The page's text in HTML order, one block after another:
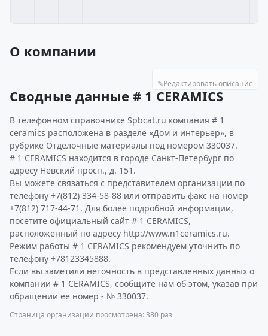
О компании
✎Редактировать описание
Сводные данные # 1 CERAMICS
В телефонном справочнике Spbcat.ru компания # 1
ceramics расположена в разделе «Дом и интерьер», в
рубрике Отделочные материалы под номером 330037.
# 1 CERAMICS находится в городе Санкт-Петербург по
адресу Невский просп., д. 151.
Вы можете связаться с представителем организации по
телефону +7(812) 334-58-88 или отправить факс на номер
+7(812) 717-44-71. Для более подробной информации,
посетите официальный сайт # 1 CERAMICS,
расположенный по адресу http://www.n1ceramics.ru.
Режим работы # 1 CERAMICS рекомендуем уточнить по
телефону +78123345888.
Если вы заметили неточность в представленных данных о
компании # 1 CERAMICS, сообщите нам об этом, указав при
обращении ее номер - № 330037.
Страница организации просмотрена: 380 раз